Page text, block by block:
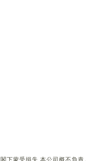
下蒙受損失,本公司概不負責。